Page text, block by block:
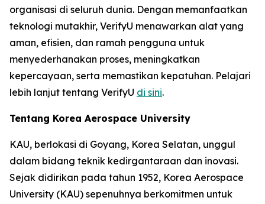
organisasi di seluruh dunia. Dengan memanfaatkan
teknologi mutakhir, VerifyU menawarkan alat yang
aman, efisien, dan ramah pengguna untuk
menyederhanakan proses, meningkatkan
kepercayaan, serta memastikan kepatuhan. Pelajari
lebih lanjut tentang VerifyU di sini.
Tentang Korea Aerospace University
KAU, berlokasi di Goyang, Korea Selatan, unggul
dalam bidang teknik kedirgantaraan dan inovasi.
Sejak didirikan pada tahun 1952, Korea Aerospace
University (KAU) sepenuhnya berkomitmen untuk